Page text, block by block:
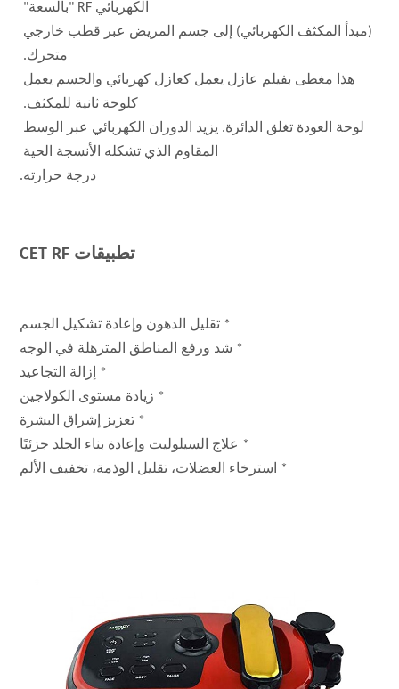
الكهربائي RF "بالسعة"
متحرك.
كلوحة ثانية للمكثف.
المقاوم الذي تشكله الأنسجة الحية
درجة حرارته.
تطبيقات CET RF
* تقليل الدهون وإعادة تشكيل الجسم
* شد ورفع المناطق المترهلة في الوجه
* إزالة التجاعيد
* زيادة مستوى الكولاجين
* تعزيز إشراق البشرة
* علاج السيلوليت وإعادة بناء الجلد جزئيًا
* استرخاء العضلات، تقليل الوذمة، تخفيف الألم